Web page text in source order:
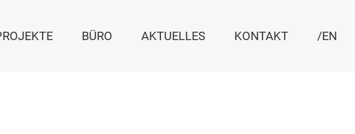
BÜRO AKTUELLES KONTAKT /EN